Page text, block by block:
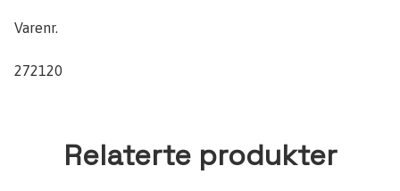
Varenr.
272120
Relaterte produkter